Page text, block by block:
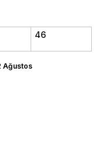
46
Ağustos